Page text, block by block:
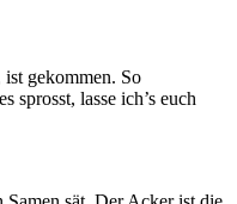
gekommen. So
sprosst, lasse ich’s euch